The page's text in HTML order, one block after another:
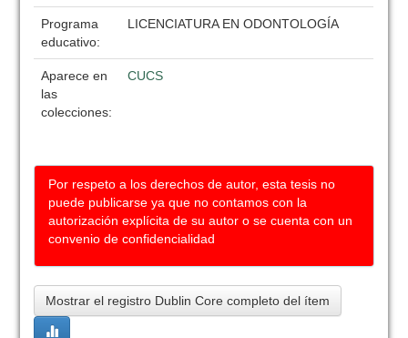
Programa
educativo:
LICENCIATURA EN ODONTOLOGÍA
Aparece en
las
colecciones:
CUCS
Por respeto a los derechos de autor, esta tesis no
puede publicarse ya que no contamos con la
autorización explícita de su autor o se cuenta con un
convenio de confidencialidad
Mostrar el registro Dublin Core completo del ítem